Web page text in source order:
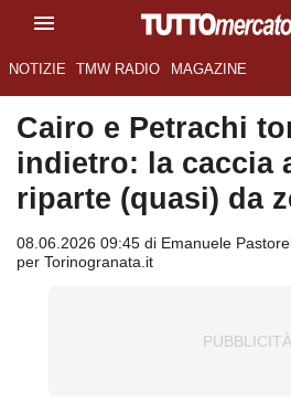
NOTIZIE TMW RADIO MAGAZINE
Cairo e Petrachi
indietro: la caccia
riparte (quasi) da
08.06.2026 09:45 di Emanuele
per Torinogranata.it